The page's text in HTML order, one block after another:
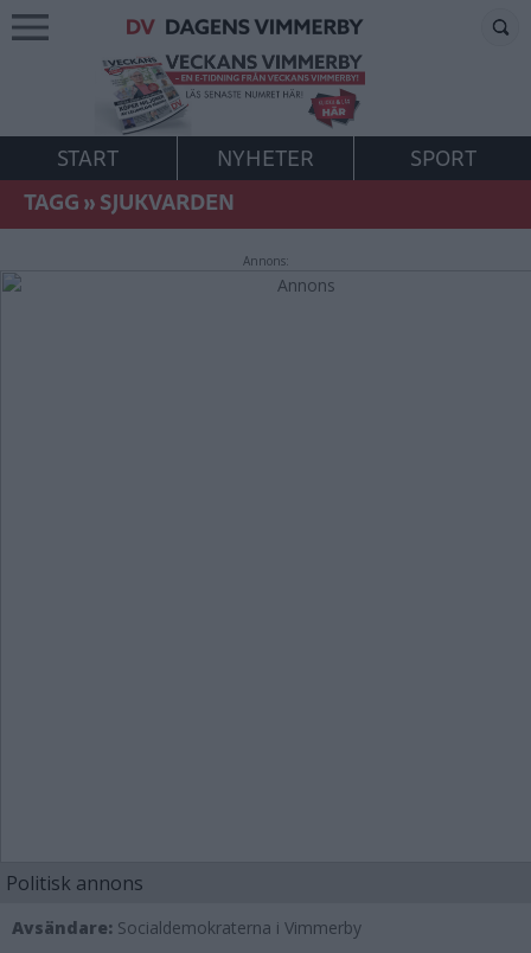
START NYHETER
SPORT
TAGG»SJUKVARDEN
Annons:
Politisk annons
Avsändare: Socialdemokraterna i Vimmerby